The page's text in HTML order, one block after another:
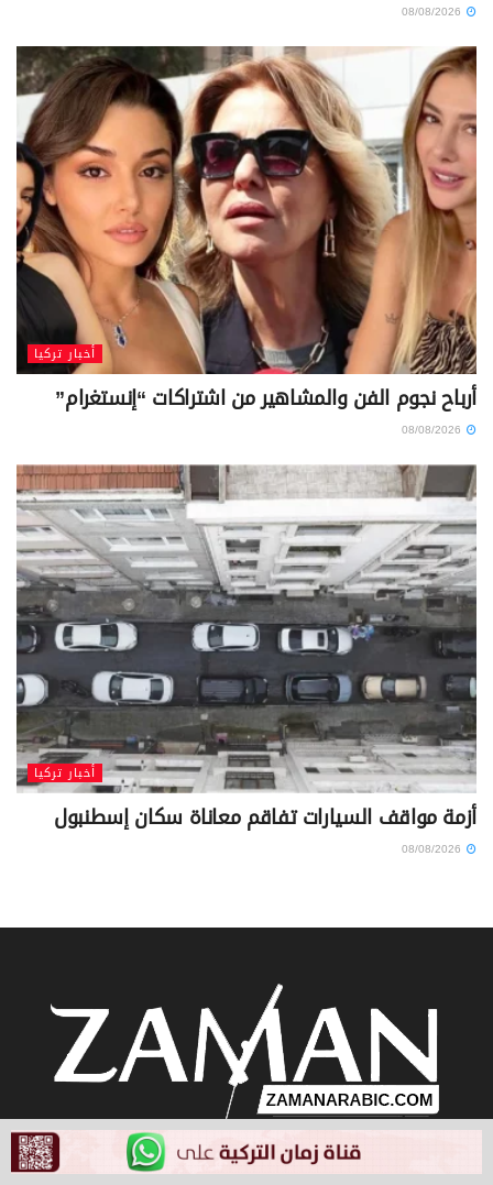
أخبار تركيا
أرباح نجوم الفن والمشاهير من اشتراكات “إنستغرام”
أخبار تركيا
أزمة مواقف السيارات تفاقم معاناة سكان إسطنبول